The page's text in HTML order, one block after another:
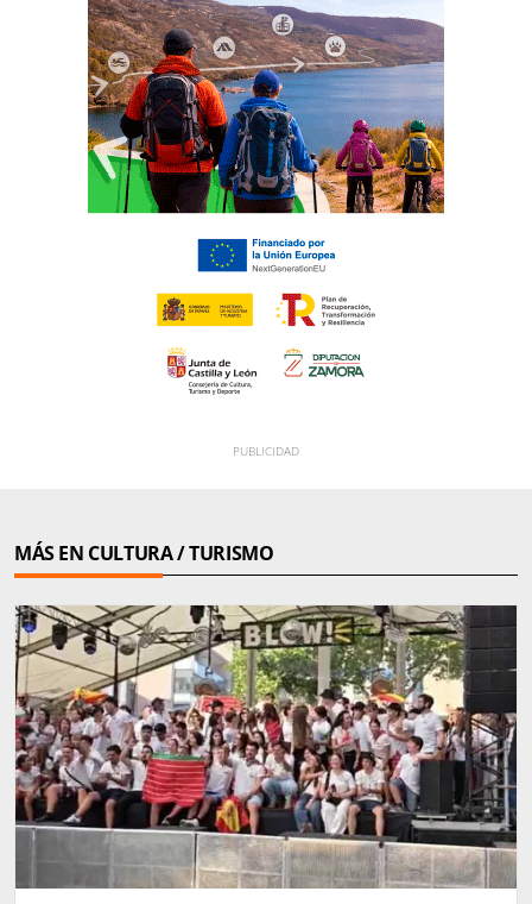
MÁS EN CULTURA / TURISMO